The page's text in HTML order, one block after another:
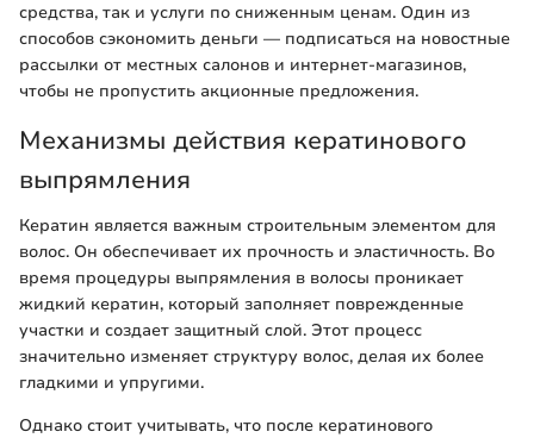
средства, так и услуги по сниженным ценам. Один из
способов сэкономить деньги — подписаться на новостные
рассылки от местных салонов и интернет-магазинов,
чтобы не пропустить акционные предложения.
Механизмы действия кератинового
выпрямления
Кератин является важным строительным элементом для
волос. Он обеспечивает их прочность и эластичность. Во
время процедуры выпрямления в волосы проникает
жидкий кератин, который заполняет поврежденные
участки и создает защитный слой. Этот процесс
значительно изменяет структуру волос, делая их более
гладкими и упругими.
Однако стоит учитывать, что после кератинового